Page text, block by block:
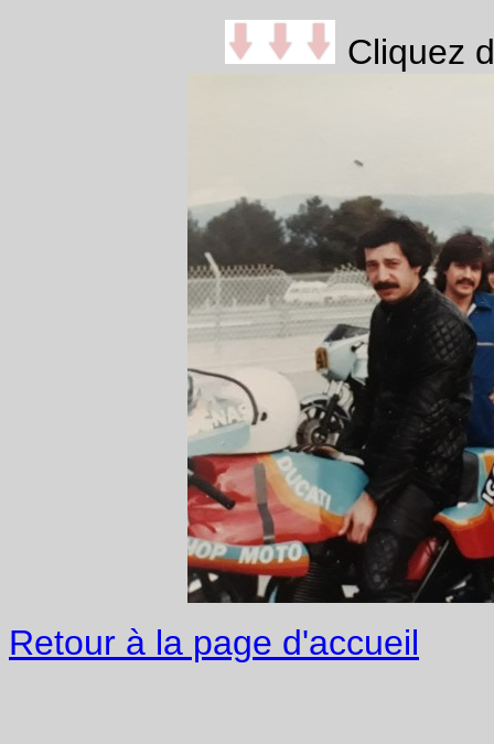
Cliquez
Retour à la page d'accueil